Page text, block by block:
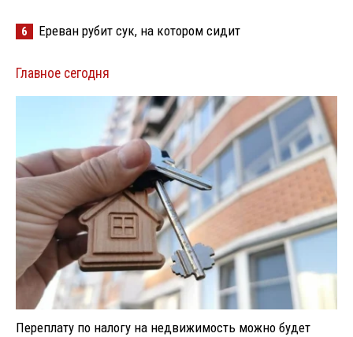
6 Ереван рубит сук, на котором сидит
Главное сегодня
Переплату по налогу на недвижимость можно будет